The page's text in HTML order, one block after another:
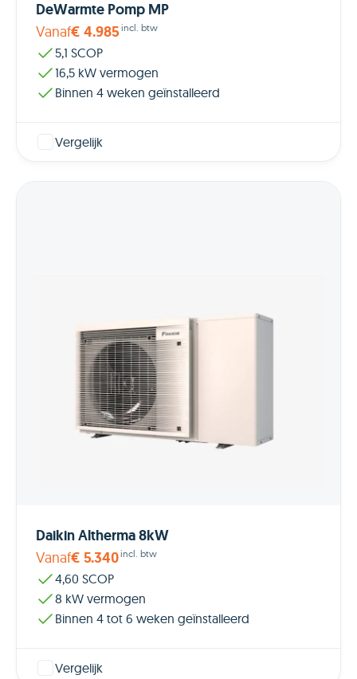
DeWarmte Pomp MP
Vanaf€ 4.985incl. btw
5,1 SCOP
16,5 kW vermogen
Binnen 4 weken geïnstalleerd
Vergelijk
Daikin Altherma 8kW
Vanaf€ 5.340incl. btw
4,60 SCOP
8 kW vermogen
Binnen 4 tot 6 weken geïnstalleerd
Vergelijk